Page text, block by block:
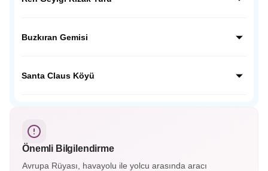
geleneksel Samilere özgü bir ulaşım deneyimidir. Sessiz
Buzkıran Gemisi
sular üzerinde yapılan eşsiz bir deneyimdir. Dev gemiyle
Santa Claus Köyü
geyikleri, posta ofisi ve kış aktiviteleriyle yıl boyu büyülü bir
atmosfer sunar.
Önemli Bilgilendirme
Avrupa Rüyası, havayolu ile yolcu arasında aracı